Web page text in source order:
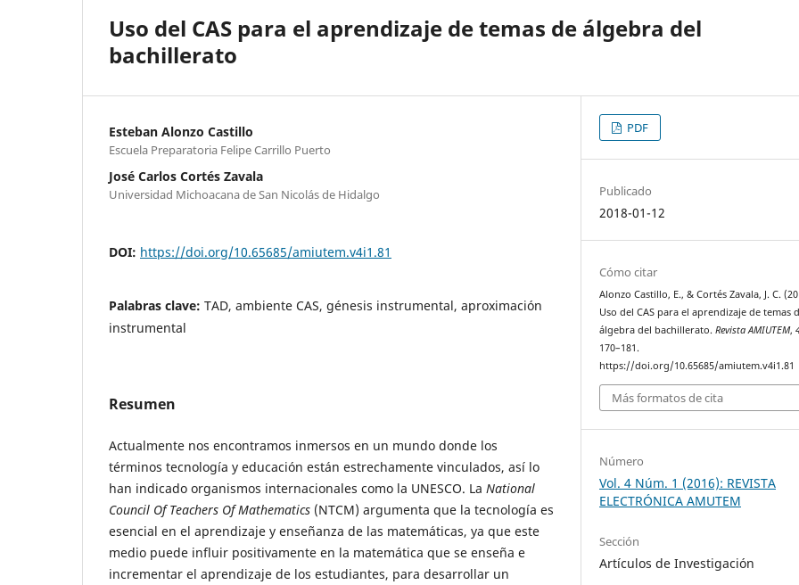
Uso del CAS para el aprendizaje de temas de álgebra del
bachillerato
Esteban Alonzo Castillo
Escuela Preparatoria Felipe Carrillo Puerto
José Carlos Cortés Zavala
Universidad Michoacana de San Nicolás de Hidalgo
DOI: https://doi.org/10.65685/amiutem.v4i1.81
Palabras clave: TAD, ambiente CAS, génesis instrumental, aproximación
instrumental
Resumen
Actualmente nos encontramos inmersos en un mundo donde los
términos tecnología y educación están estrechamente vinculados, así lo
han indicado organismos internacionales como la UNESCO. La National
Council Of Teachers Of Mathematics (NTCM) argumenta que la tecnología es
esencial en el aprendizaje y enseñanza de las matemáticas, ya que este
medio puede influir positivamente en la matemática que se enseña e
incrementar el aprendizaje de los estudiantes, para desarrollar un
PDF
Publicado
2018-01-12
Cómo citar
Alonzo Castillo, E., & Cortés Zavala, J. C.
Uso del CAS para el aprendizaje de temas
álgebra del bachillerato.Revista AMIUTEM,
170–181.
https://doi.org/10.65685/amiutem.v4i1.81
Más formatos de cita
Número
Vol. 4 Núm. 1 (2016): REVISTA
ELECTRÓNICA AMUTEM
Sección
Artículos de Investigación